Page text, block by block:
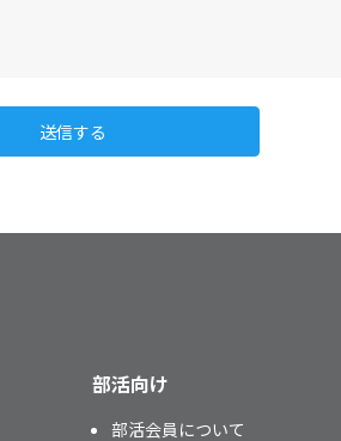
送信する
部活向け
部活会員について